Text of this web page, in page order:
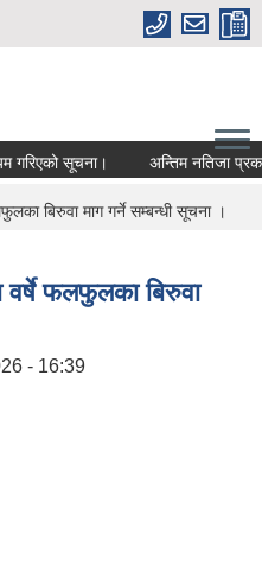
सूचना। अन्तिम नतिजा
बिरुवा माग गर्ने सम्बन्धी सूचना ।
फलफुलका बिरुवा
- 16:39